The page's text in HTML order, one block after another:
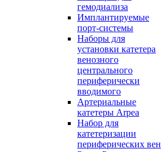
гемодиализа
Имплантируемые
порт‑системы
Наборы для
установки катетера
венозного
центрального
периферически
вводимого
Артериальные
катетеры Arpea
Набор для
катетеризации
периферических вен